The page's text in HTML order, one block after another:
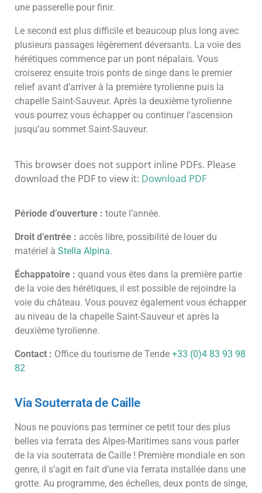
une passerelle pour finir.
Le second est plus difficile et beaucoup plus long avec
plusieurs passages légèrement déversants. La voie des
hérétiques commence par un pont népalais. Vous
croiserez ensuite trois ponts de singe dans le premier
relief avant d’arriver à la première tyrolienne puis la
chapelle Saint-Sauveur. Après la deuxième tyrolienne
vous pourrez vous échapper ou continuer l’ascension
jusqu’au sommet Saint-Sauveur.
This browser does not support inline PDFs. Please
download the PDF to view it: Download PDF
Période d’ouverture : toute l’année.
Droit d’entrée : accès libre, possibilité de louer du
matériel à Stella Alpina.
Échappatoire : quand vous êtes dans la première partie
de la voie des hérétiques, il est possible de rejoindre la
voie du château. Vous pouvez également vous échapper
au niveau de la chapelle Saint-Sauveur et après la
deuxième tyrolienne.
Contact : Office du tourisme de Tende +33 (0)4 83 93 98
82
Via Souterrata de Caille
Nous ne pouvions pas terminer ce petit tour des plus
belles via ferrata des Alpes-Maritimes sans vous parler
de la via souterrata de Caille ! Première mondiale en son
genre, il s’agit en fait d’une via ferrata installée dans une
grotte. Au programme, des échelles, deux ponts de singe,